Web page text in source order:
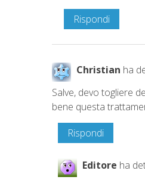
Rispondi
Christian ha
Salve, devo togliere
bene questa
Rispondi
Editore ha